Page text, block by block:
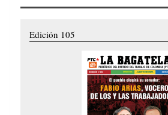
Edición 105